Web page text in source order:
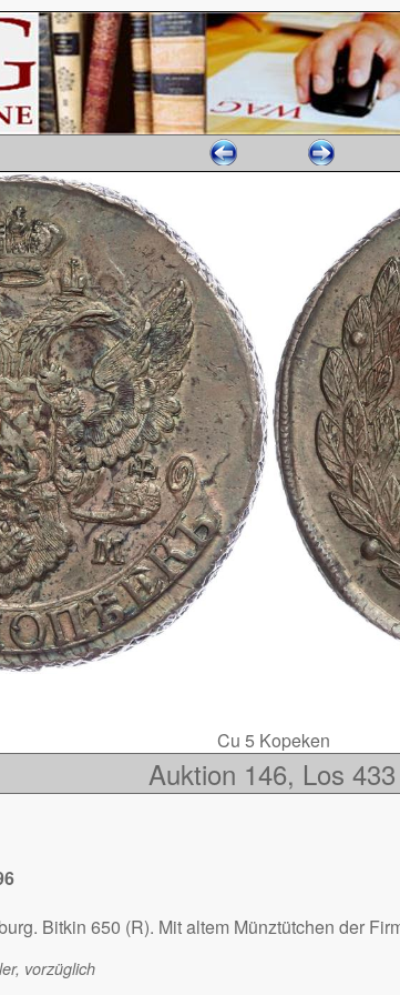
Cu 5 Kopeken
Auktion 146, Los 433
Bitkin 650 (R). Mit altem Münztütchen der
vorzüglich